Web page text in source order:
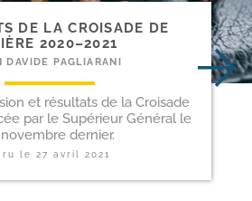
DE LA CROISADE DE
2020–2021
DAVIDE PAGLIARANI
et résultats de la Croisade
par le Supérieur Général le
novembre dernier.
le 27 avril 2021